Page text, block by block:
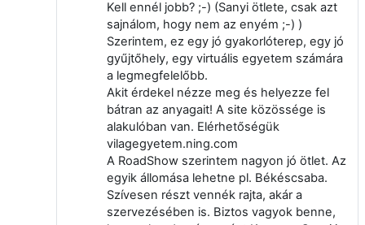
Kell ennél jobb? ;-) (Sanyi ötlete, csak azt
sajnálom, hogy nem az enyém ;-) )
Szerintem, ez egy jó gyakorlóterep, egy jó
gyűjtőhely, egy virtuális egyetem számára
a legmegfelelőbb.
Akit érdekel nézze meg és helyezze fel
bátran az anyagait! A site közössége is
alakulóban van. Elérhetőségük
vilagegyetem.ning.com
A RoadShow szerintem nagyon jó ötlet. Az
egyik állomása lehetne pl. Békéscsaba.
Szívesen részt vennék rajta, akár a
szervezésében is. Biztos vagyok benne,